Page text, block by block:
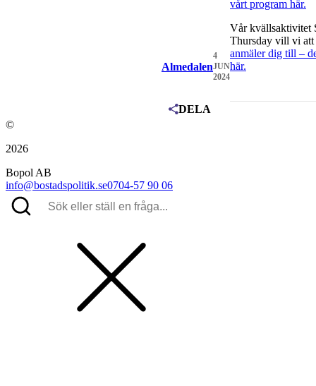
Almedalen
4
JUN
2024
DELA
vårt program här.
Vår kvällsaktivitet
Thursday vill vi att
anmäler dig till –
här.
©
2026
Bopol AB
info@bostadspolitik.se0704-57 90 06